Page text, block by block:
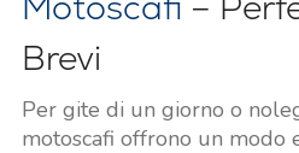
Brevi
Per gite di un giorno o
motoscafi offrono un modo